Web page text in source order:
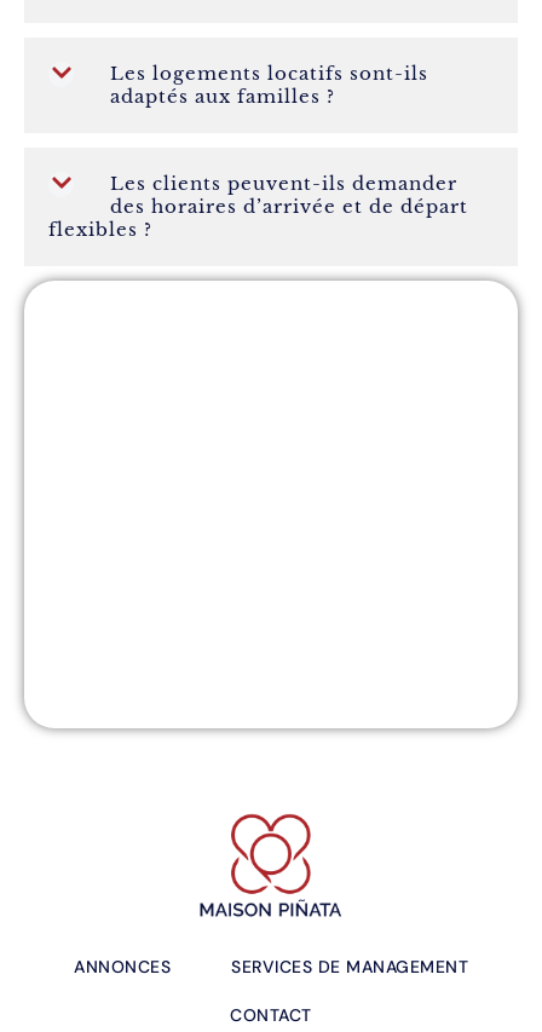
Les logements locatifs sont-ils
adaptés aux familles ?
Les clients peuvent-ils demander
des horaires d’arrivée et de départ
flexibles ?
ANNONCES SERVICES DE MANAGEMENT
CONTACT